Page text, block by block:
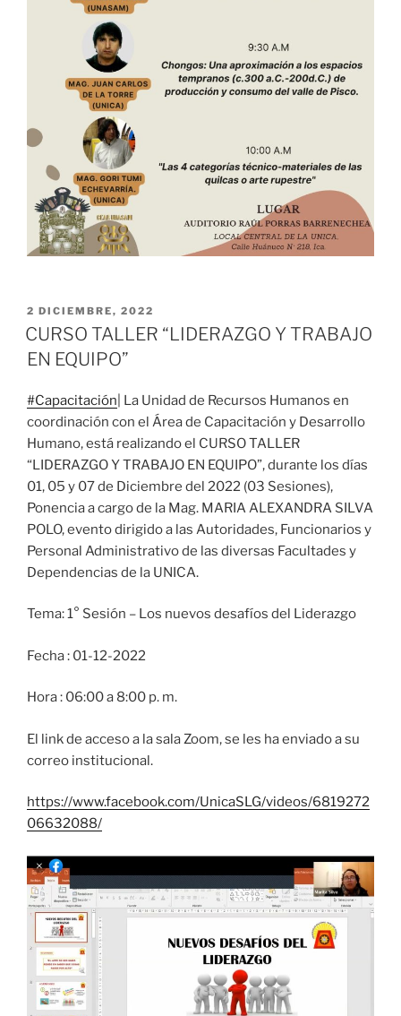
PUBLICADO
EL
2 DICIEMBRE, 2022
CURSO TALLER “LIDERAZGO Y TRABAJO
EN EQUIPO”
#Capacitación | La Unidad de Recursos Humanos en
coordinación con el Área de Capacitación y Desarrollo
Humano, está realizando el CURSO TALLER
“LIDERAZGO Y TRABAJO EN EQUIPO”, durante los días
01, 05 y 07 de Diciembre del 2022 (03 Sesiones),
Ponencia a cargo de la Mag. MARIA ALEXANDRA SILVA
POLO, evento dirigido a las Autoridades, Funcionarios y
Personal Administrativo de las diversas Facultades y
Dependencias de la UNICA.
Tema: 1° Sesión – Los nuevos desafíos del Liderazgo
Fecha : 01-12-2022
Hora : 06:00 a 8:00 p. m.
El link de acceso a la sala Zoom, se les ha enviado a su
correo institucional.
https://www.facebook.com/UnicaSLG/videos/6819272
06632088/